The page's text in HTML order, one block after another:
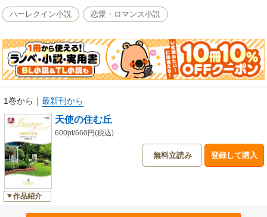
のまま彼が私を思い出さずにいてくれたら……。カサンドラにはひそかに
そう願わざるをえない理由があった。
ハーレクイン小説 恋愛・ロマンス小説
1巻から ｜ 最新刊から
作品紹介
天使の住む丘
600pt/660円(税込)
無料立読み 登録して購入